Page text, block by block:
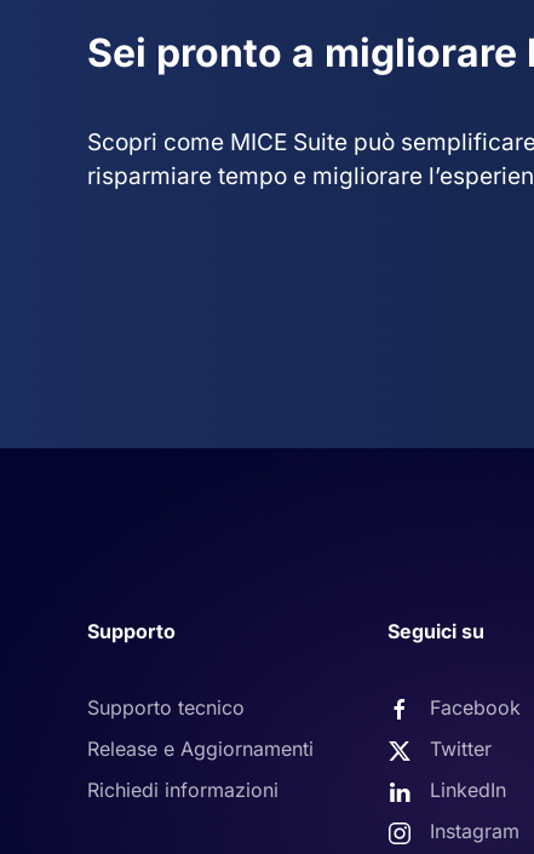
Sei pronto a
Scopri come MICE Suite può
risparmiare tempo e migliorare
Supporto
Supporto tecnico
Release e Aggiornamenti
Richiedi informazioni
Seguici su
Facebook
Twitter
LinkedIn
Instagram